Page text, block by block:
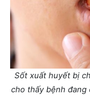
Sốt xuất huyết bị
cho thấy bệnh đang